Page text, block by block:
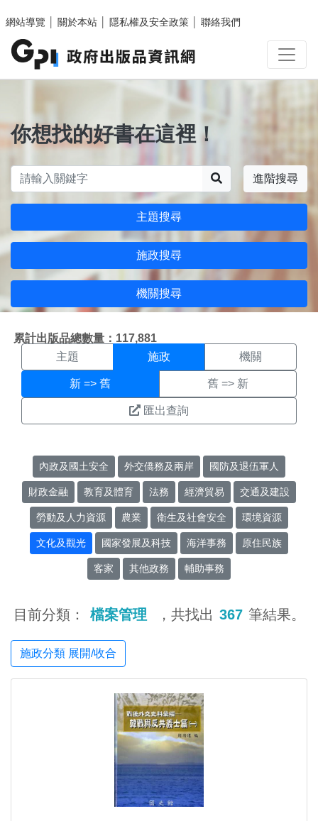
網站導覽
關於本站 隱私權及安全政策 聯絡我們
你想找的好書在這裡！
進階搜尋
主題搜尋
施政搜尋
機關搜尋
累計出版品總數量：117,881
施政搜尋結果頁面
主題 施政 機關
新 => 舊 舊 => 新
匯出查詢
內政及國土安全 外交僑務及兩岸 國防及退伍軍人
財政金融 教育及體育 法務 經濟貿易 交通及建設
勞動及人力資源 農業 衛生及社會安全 環境資源
文化及觀光 國家發展及科技 海洋事務 原住民族
客家 其他政務 輔助事務
目前分類： 檔案管理 ，共找出 367 筆結果。
施政分類 展開/收合